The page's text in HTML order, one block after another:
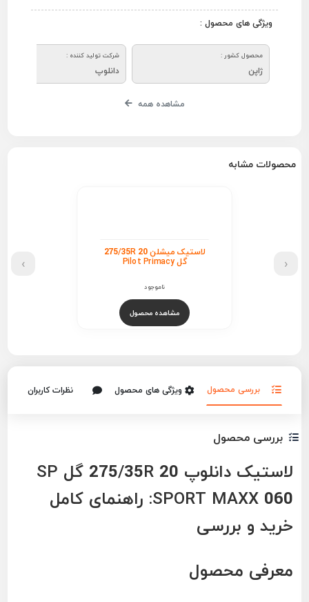
ویژگی های محصول :
محصول کشور :
ژاپن
شرکت تولید کننده :
دانلوپ
مشاهده همه
محصولات مشابه
لاستیک میشلن 275/35R 20
گل Pilot Primacy
ناموجود
مشاهده محصول
‹
›
بررسی محصول ویژگی های محصول نظرات کاربران
بررسی محصول
لاستیک دانلوپ 275/35R 20 گل SP
SPORT MAXX 060: راهنمای کامل
خرید و بررسی
معرفی محصول